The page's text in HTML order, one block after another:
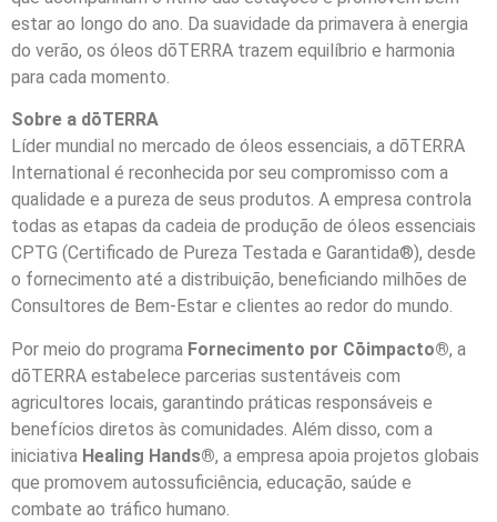
estar ao longo do ano. Da suavidade da primavera à energia
do verão, os óleos dōTERRA trazem equilíbrio e harmonia
para cada momento.
Sobre a dōTERRA
Líder mundial no mercado de óleos essenciais, a dōTERRA
International é reconhecida por seu compromisso com a
qualidade e a pureza de seus produtos. A empresa controla
todas as etapas da cadeia de produção de óleos essenciais
CPTG (Certificado de Pureza Testada e Garantida®), desde
o fornecimento até a distribuição, beneficiando milhões de
Consultores de Bem-Estar e clientes ao redor do mundo.
Por meio do programa Fornecimento por Cōimpacto®, a
dōTERRA estabelece parcerias sustentáveis com
agricultores locais, garantindo práticas responsáveis e
benefícios diretos às comunidades. Além disso, com a
iniciativa Healing Hands®, a empresa apoia projetos globais
que promovem autossuficiência, educação, saúde e
combate ao tráfico humano.